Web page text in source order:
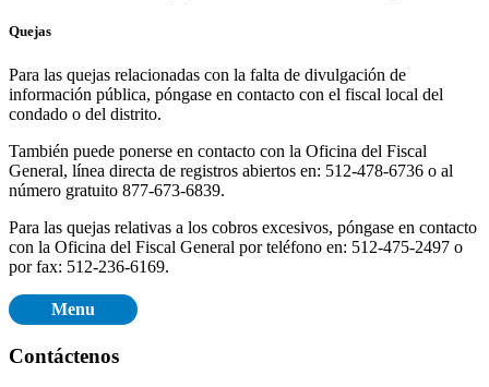
Quejas
Para las quejas relacionadas con la falta de divulgación de
información pública, póngase en contacto con el fiscal local del
condado o del distrito.
También puede ponerse en contacto con la Oficina del Fiscal
General, línea directa de registros abiertos en: 512-478-6736 o al
número gratuito 877-673-6839.
Para las quejas relativas a los cobros excesivos, póngase en contacto
con la Oficina del Fiscal General por teléfono en: 512-475-2497 o
por fax: 512-236-6169.
Menu
Contáctenos